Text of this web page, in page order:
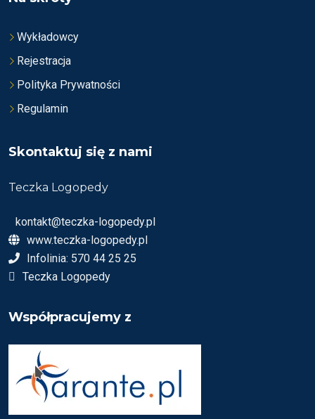
Wykładowcy
Rejestracja
Polityka Prywatności
Regulamin
Skontaktuj się z nami
Teczka Logopedy
kontakt@teczka-logopedy.pl
www.teczka-logopedy.pl
Infolinia: 570 44 25 25
Teczka Logopedy
Współpracujemy z